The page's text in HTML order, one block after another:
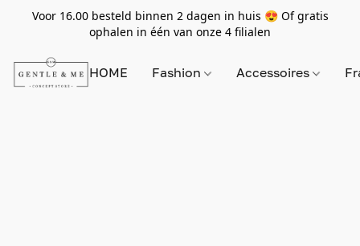
Voor 16.00 besteld binnen 2 dagen in huis 😍 Of gratis
ophalen in één van onze 4 filialen
HOME Fashion Accessoires